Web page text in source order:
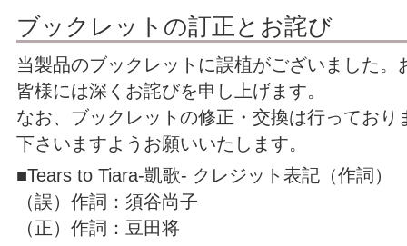
ブックレットの訂正とお詫び
当製品のブックレットに誤植がございました。
皆様には深くお詫びを申し上げます。
なお、ブックレットの修正・交換は行っており
下さいますようお願いいたします。
■Tears to Tiara-凱歌- クレジット表記（作詞）
（誤）作詞：須谷尚子
（正）作詞：豆田将